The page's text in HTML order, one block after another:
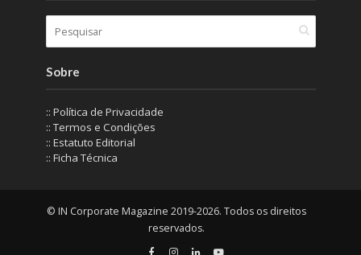
Sobre
:: Política de Privacidade
:: Termos e Condições
:: Estatuto Editorial
:: Ficha Técnica
© IN Corporate Magazine 2019-2026. Todos os direitos
reservados.